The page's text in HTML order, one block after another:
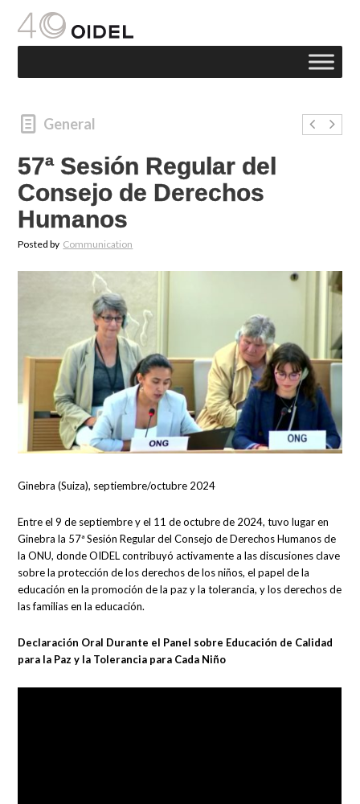
General
57ª Sesión Regular del
Consejo de Derechos
Humanos
Posted by Communication
Ginebra (Suiza), septiembre/octubre 2024
Entre el 9 de septiembre y el 11 de octubre de 2024, tuvo lugar en
Ginebra la 57ª Sesión Regular del Consejo de Derechos Humanos de
la ONU, donde OIDEL contribuyó activamente a las discusiones clave
sobre la protección de los derechos de los niños, el papel de la
educación en la promoción de la paz y la tolerancia, y los derechos de
las familias en la educación.
Declaración Oral Durante el Panel sobre Educación de Calidad
para la Paz y la Tolerancia para Cada Niño